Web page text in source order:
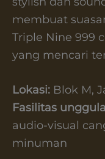
membuat
Triple Nine 999
yang mencari
Lokasi: Blok M,
Fasilitas
audio-visual
minuman